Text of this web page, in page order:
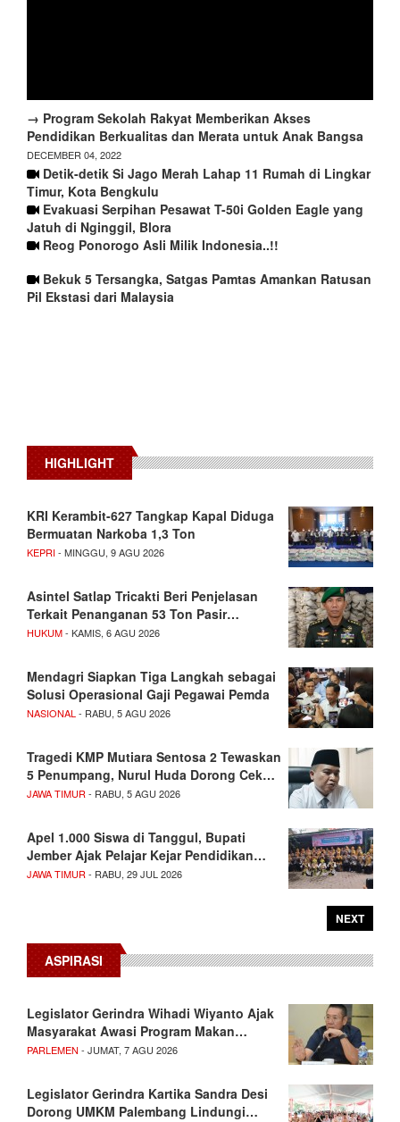
→ Program Sekolah Rakyat Memberikan Akses
Pendidikan Berkualitas dan Merata untuk Anak Bangsa
DECEMBER 04, 2022
Detik-detik Si Jago Merah Lahap 11 Rumah di Lingkar
Timur, Kota Bengkulu
Evakuasi Serpihan Pesawat T-50i Golden Eagle yang
Jatuh di Nginggil, Blora
Reog Ponorogo Asli Milik Indonesia..!!
Bekuk 5 Tersangka, Satgas Pamtas Amankan Ratusan
Pil Ekstasi dari Malaysia
HIGHLIGHT
KRI Kerambit-627 Tangkap Kapal Diduga
Bermuatan Narkoba 1,3 Ton
KEPRI- MINGGU, 9 AGU 2026
Asintel Satlap Tricakti Beri Penjelasan
Terkait Penanganan 53 Ton Pasir…
HUKUM- KAMIS, 6 AGU 2026
Mendagri Siapkan Tiga Langkah sebagai
Solusi Operasional Gaji Pegawai Pemda
NASIONAL- RABU, 5 AGU 2026
Tragedi KMP Mutiara Sentosa 2 Tewaskan
5 Penumpang, Nurul Huda Dorong Cek…
JAWA TIMUR- RABU, 5 AGU 2026
Apel 1.000 Siswa di Tanggul, Bupati
Jember Ajak Pelajar Kejar Pendidikan…
JAWA TIMUR- RABU, 29 JUL 2026
NEXT
ASPIRASI
Legislator Gerindra Wihadi Wiyanto Ajak
Masyarakat Awasi Program Makan…
PARLEMEN - JUMAT, 7 AGU 2026
Legislator Gerindra Kartika Sandra Desi
Dorong UMKM Palembang Lindungi…